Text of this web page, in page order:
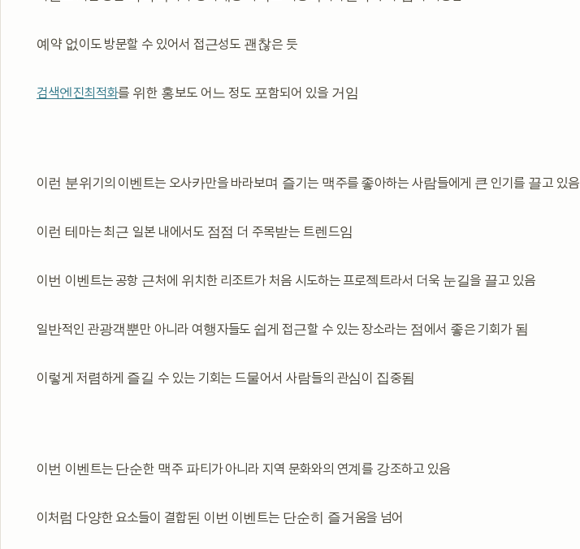
예약 없이도 방문할 수 있어서 접근성도 괜찮은 듯
검색엔진최적화를 위한 홍보도 어느 정도 포함되어 있을 거임
이런 분위기의 이벤트는 오사카만을 바라보며 즐기는 맥주를 좋아하는 사람들에게 큰 인기를 끌고 있음
이런 테마는 최근 일본 내에서도 점점 더 주목받는 트렌드임
이번 이벤트는 공항 근처에 위치한 리조트가 처음 시도하는 프로젝트라서 더욱 눈길을 끌고 있음
일반적인 관광객뿐만 아니라 여행자들도 쉽게 접근할 수 있는 장소라는 점에서 좋은 기회가 됨
이렇게 저렴하게 즐길 수 있는 기회는 드물어서 사람들의 관심이 집중됨
이번 이벤트는 단순한 맥주 파티가 아니라 지역 문화와의 연계를 강조하고 있음
이처럼 다양한 요소들이 결합된 이번 이벤트는 단순히 즐거움을 넘어